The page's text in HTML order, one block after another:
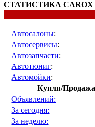
СТАТИСТИКА CAROX
Автосалоны:
Автосервисы:
Автозапчасти:
Автотюниг:
Автомойки:
Купля/Продажа
Объявлений:
За сегодня:
За неделю: